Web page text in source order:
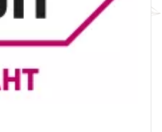
Гаї, вул. Підлісна, 27